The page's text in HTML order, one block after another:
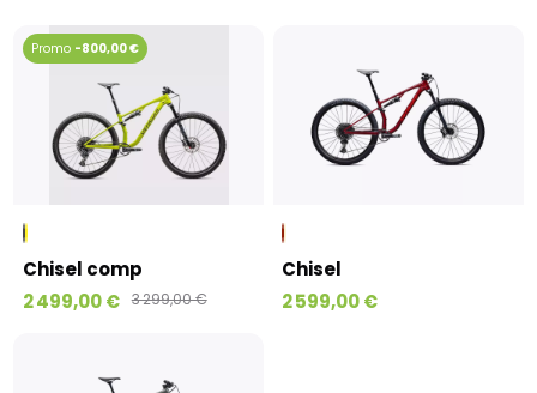
-800,00 €
Chisel comp
2 499,00 € 3 299,00 €
Chisel
2 599,00 €